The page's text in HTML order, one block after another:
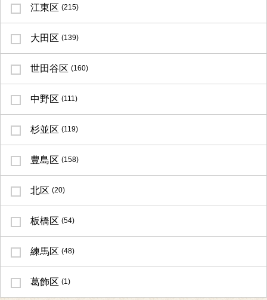
江東区 (215)
大田区 (139)
世田谷区 (160)
中野区 (111)
杉並区 (119)
豊島区 (158)
北区 (20)
板橋区 (54)
練馬区 (48)
葛飾区 (1)